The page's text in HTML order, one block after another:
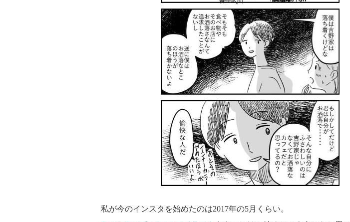
私が今のインスタを始めたのは2017年の5月くらい。